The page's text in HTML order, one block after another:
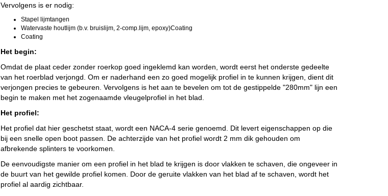
Vervolgens is er nodig:
Stapel lijmtangen
Watervaste houtlijm (b.v. bruislijm, 2-comp.lijm, epoxy)Coating
Coating
Het begin:
Omdat de plaat ceder zonder roerkop goed ingeklemd kan worden, wordt eerst het onderste gedeelte
van het roerblad verjongd. Om er naderhand een zo goed mogelijk profiel in te kunnen krijgen, dient dit
verjongen precies te gebeuren. Vervolgens is het aan te bevelen om tot de gestippelde "280mm" lijn een
begin te maken met het zogenaamde vleugelprofiel in het blad.
Het profiel:
Het profiel dat hier geschetst staat, wordt een NACA-4 serie genoemd. Dit levert eigenschappen op die
bij een snelle open boot passen. De achterzijde van het profiel wordt 2 mm dik gehouden om
afbrekende splinters te voorkomen.
De eenvoudigste manier om een profiel in het blad te krijgen is door vlakken te schaven, die ongeveer in
de buurt van het gewilde profiel komen. Door de geruite vlakken van het blad af te schaven, wordt het
profiel al aardig zichtbaar.